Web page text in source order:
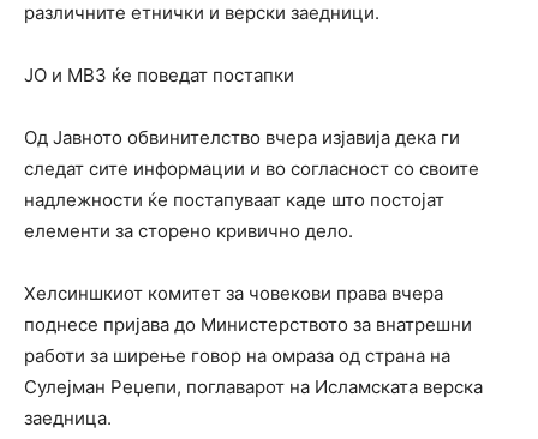
различните етнички и верски заедници.
ЈО и МВЗ ќе поведат постапки
Од Јавното обвинителство вчера изјавија дека ги
следат сите информации и во согласност со своите
надлежности ќе постапуваат каде што постојат
елементи за сторено кривично дело.
Хелсиншкиот комитет за човекови права вчера
поднесе пријава до Министерството за внатрешни
работи за ширење говор на омраза од страна на
Сулејман Реџепи, поглаварот на Исламската верска
заедница.